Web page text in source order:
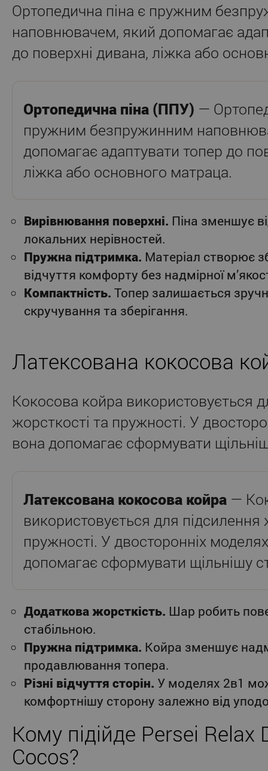
Ортопедична піна є пружним
наповнювачем, який допомагає
до поверхні дивана, ліжка або
Ортопедична піна (ППУ) —
пружним безпружинним
допомагає адаптувати топер до
ліжка або основного матраца.
Вирівнювання поверхні. Піна зменшує
локальних нерівностей.
Пружна підтримка. Матеріал створює
відчуття комфорту без надмірної
Компактність. Топер залишається
скручування та зберігання.
Латексована кокосова
Кокосова койра використовується
жорсткості та пружності. У
вона допомагає сформувати
Латексована кокосова койра —
використовується для підсилення
пружності. У двосторонніх
допомагає сформувати щільнішу
Додаткова жорсткість. Шар робить
стабільною.
Пружна підтримка. Койра зменшує
продавлювання топера.
Різні відчуття сторін. У моделях 2в1
комфортнішу сторону залежно від
Кому підійде Persei Relax
Cocos?